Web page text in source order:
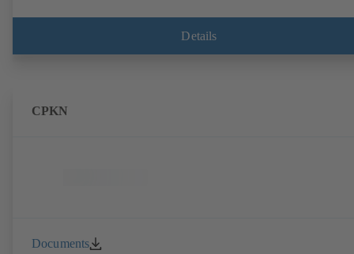
Details
CPKN
Documents